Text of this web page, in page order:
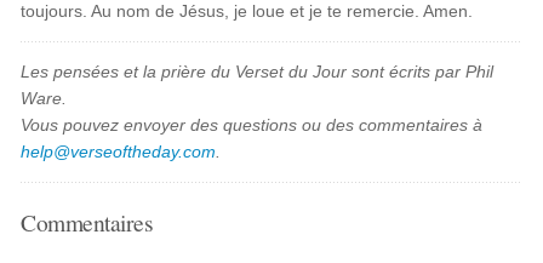
toujours. Au nom de Jésus, je loue et je te remercie. Amen.
Les pensées et la prière du Verset du Jour sont écrits par Phil
Ware.
Vous pouvez envoyer des questions ou des commentaires à
help@verseoftheday.com
Commentaires